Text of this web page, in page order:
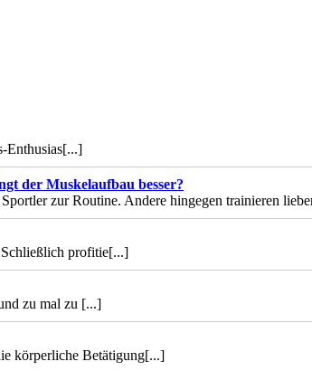
Enthusias[...]
der Muskelaufbau besser?
zur Routine. Andere hingegen trainieren
profitie[...]
zu mal zu [...]
körperliche Betätigung[...]